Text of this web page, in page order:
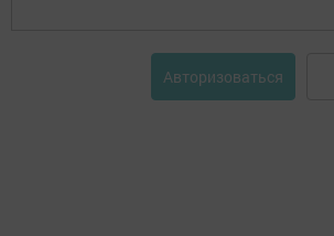
Авторизоваться